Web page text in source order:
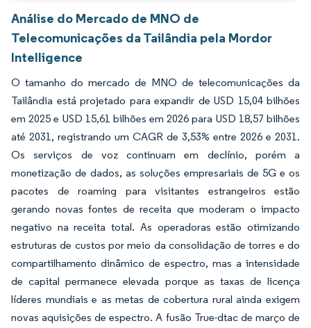
Análise do Mercado de MNO de
Telecomunicações da Tailândia pela Mordor
Intelligence
O tamanho do mercado de MNO de telecomunicações da
Tailândia está projetado para expandir de USD 15,04 bilhões
em 2025 e USD 15,61 bilhões em 2026 para USD 18,57 bilhões
até 2031, registrando um CAGR de 3,53% entre 2026 e 2031.
Os serviços de voz continuam em declínio, porém a
monetização de dados, as soluções empresariais de 5G e os
pacotes de roaming para visitantes estrangeiros estão
gerando novas fontes de receita que moderam o impacto
negativo na receita total. As operadoras estão otimizando
estruturas de custos por meio da consolidação de torres e do
compartilhamento dinâmico de espectro, mas a intensidade
de capital permanece elevada porque as taxas de licença
líderes mundiais e as metas de cobertura rural ainda exigem
novas aquisições de espectro. A fusão True-dtac de março de